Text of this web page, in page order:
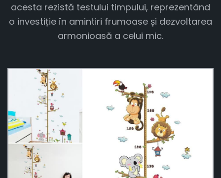
acesta rezistă testului timpului, reprezentând
o investiție în amintiri frumoase și dezvoltarea
armonioasă a celui mic.